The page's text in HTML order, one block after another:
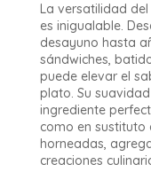
La versatilidad
es inigualable.
desayuno hasta
sándwiches,
puede elevar el
plato. Su
ingrediente
como en sustituto
horneadas,
creaciones